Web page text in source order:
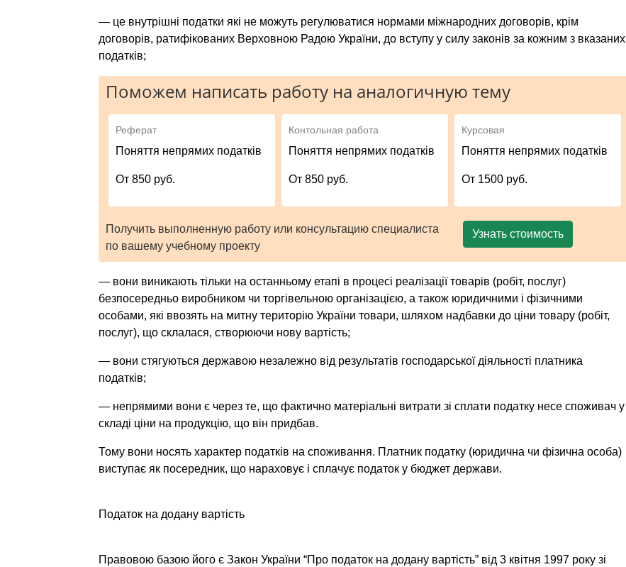
— це внутрішні податки які не можуть регулюватися нор­мами міжнародних договорів, крім
договорів, ратифікова­них Верховною Радою України, до вступу у силу законів за кожним з вказаних
податків;
Поможем написать работу на аналогичную тему
Реферат
Поняття непрямих податків
От 850 руб.
Контольная работа
Поняття непрямих податків
От 850 руб.
Курсовая
Поняття непрямих податків
От 1500 руб.
Получить выполненную работу или консультацию специалиста
по вашему учебному проекту
Узнать стоимость
— вони виникають тільки на останньому етапі в процесі реалізації товарів (робіт, послуг)
безпосередньо виробником чи торгівельною організацією, а також юридичними і фізич­ними
особами, які ввозять на митну територію України то­вари, шляхом надбавки до ціни товару (робіт,
послуг), що склалася, створюючи нову вартість;
— вони стягуються державою незалежно від результатів господарської діяльності платника
податків;
— непрямими вони є через те, що фактично матеріальні витрати зі сплати податку несе споживач у
складі ціни на продукцію, що він придбав.
Тому вони носять характер податків на споживання. Платник податку (юридична чи фізична особа)
виступає як посередник, що нараховує і сплачує податок у бюджет держави.
Податок на додану вартість
Правовою базою його є Закон України “Про податок на додану вартість” від 3 квітня 1997 року зі